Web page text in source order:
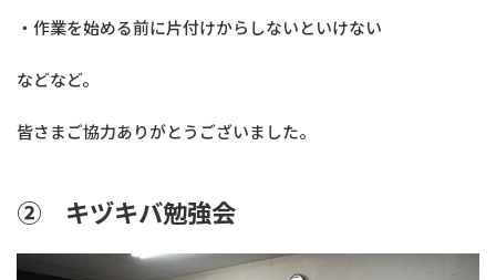
・作業を始める前に片付けからしないといけない
などなど。
皆さまご協力ありがとうございました。
② キヅキバ勉強会